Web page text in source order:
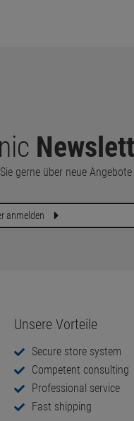
gerne über neue Angebote
anmelden
Unsere Vorteile
Secure store system
Competent consulting
Professional service
Fast shipping